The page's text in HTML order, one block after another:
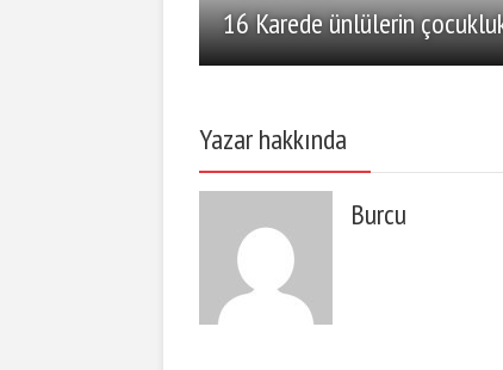
16 Karede ünlülerin
Yazar hakkında
Burcu